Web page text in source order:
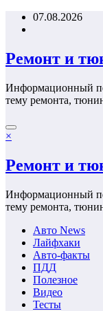
Перейти07.08.2026
Ремонт и
Информационный
тему ремонта,
×
Ремонт и
Информационный
тему ремонта,
Авто News
Лайфхаки
Авто-факты
ПДД
Полезное
Видео
Тесты